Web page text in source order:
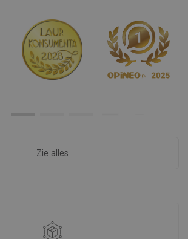
Zie alles